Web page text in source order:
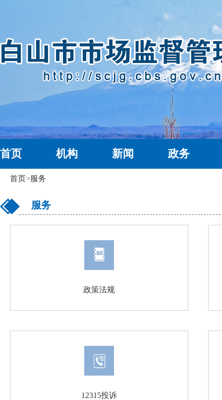
首页 机构 新闻 政务
首页>服务
服务
政策法规
12315投诉